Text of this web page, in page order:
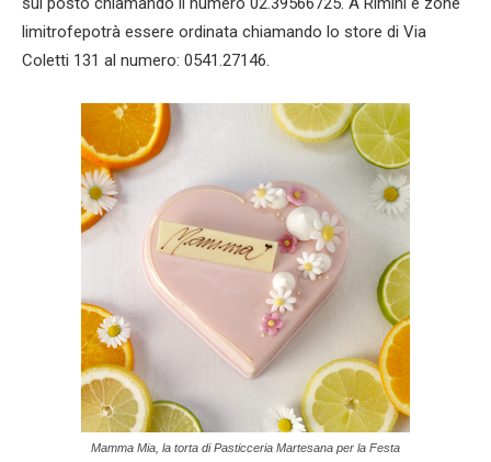
limitrofepotrà essere ordinata chiamando lo store di Via
Coletti 131 al numero: 0541.27146.
Mamma Mia, la torta di Pasticceria Martesana per la Festa